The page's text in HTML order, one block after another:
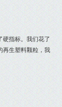
硬指标。我们花了
再生塑料颗粒，我